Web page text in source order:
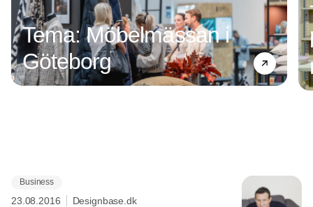
Tema: Möbelmässan i
Göteborg
Business
23.08.2016 Designbase.dk